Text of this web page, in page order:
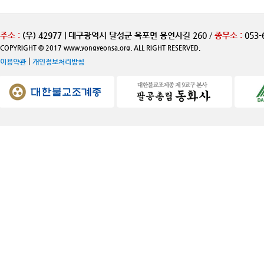
주소 : (우) 42977 | 대구광역시 달성군 옥포면 용연사길 260 / 종무소 : 053-
COPYRIGHT © 2017 www.yongyeonsa.org. ALL RIGHT RESERVED.
이용약관| 개인정보처리방침